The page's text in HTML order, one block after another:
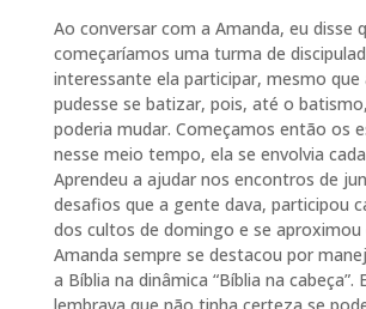
Ao conversar com a Amanda, eu disse
começaríamos uma turma de
interessante ela participar, mesmo que
pudesse se batizar, pois, até o
poderia mudar. Começamos então os
nesse meio tempo, ela se envolvia
Aprendeu a ajudar nos encontros de
desafios que a gente dava, participou
dos cultos de domingo e se aproximou
Amanda sempre se destacou por
a Bíblia na dinâmica “Bíblia na cabeça”.